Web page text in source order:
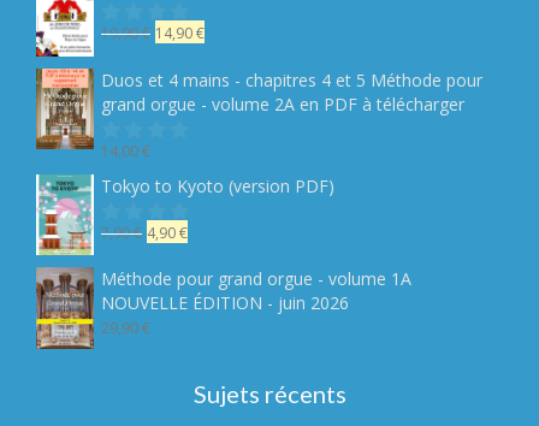
Notesur
5
19,90€ Le
initial
était :
14,90€Le
actuel
est :
Duos et 4 mains - chapitres 4 et 5 Méthode pour
grand orgue - volume 2A en PDF à télécharger
Note
5
14,00€
Tokyo to Kyoto (version PDF)
Notesur
5
7,90€ Le
initial
était :
7,90 €.
4,90€Le
actuel
est :
Méthode pour grand orgue - volume 1A
NOUVELLE ÉDITION - juin 2026
29,90€
Sujets récents